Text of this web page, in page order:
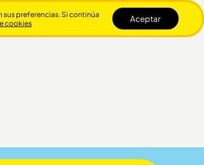
preferencias. Si continúa
cookies Aceptar